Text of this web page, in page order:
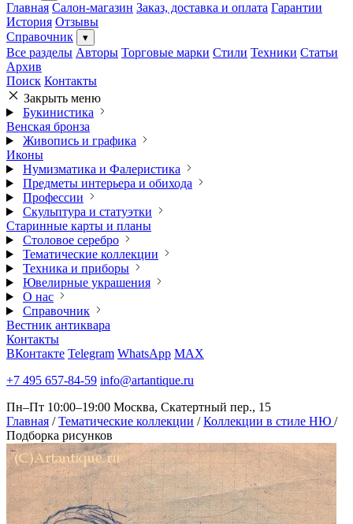
Главная Салон-магазин Заказ, доставка и оплата Гарантии
История Отзывы
Справочник
▾
Все разделы Авторы Торговые марки Стили Техники Статьи
Архив
Поиск Контакты
Закрыть меню
Букинистика
Венская бронза
Живопись и графика
Иконы
Нумизматика и Фалеристика
Предметы интерьера и обихода
Профессии
Скульптура и статуэтки
Старинные карты и планы
Столовое серебро
Тематические коллекции
Техника и приборы
Ювелирные украшения
О нас
Справочник
Вестник антиквара
Контакты
ВКонтакте Telegram WhatsApp MAX
+7 495 657-84-59 info@artantique.ru
Пн–Пт 10:00–19:00 Москва, Скатертный пер., 15
Главная / Тематические коллекции / Коллекции в стиле НЮ /
Подборка рисунков